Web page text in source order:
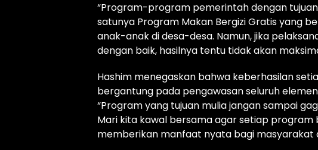
“Program-program pemerintah dengan
satunya Program Makan Bergizi Gratis yang
anak-anak di desa-desa. Namun, jika
dengan baik, hasilnya tentu tidak akan
Hashim menegaskan bahwa keberhasilan
bergantung pada pengawasan seluruh
“Program yang tujuan mulia jangan sampai
Mari kita kawal bersama agar setiap program
memberikan manfaat nyata bagi masyarakat